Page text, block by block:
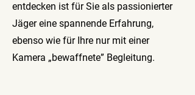
entdecken ist für Sie als passionierter
Jäger eine spannende Erfahrung,
ebenso wie für Ihre nur mit einer
Kamera „bewaffnete” Begleitung.